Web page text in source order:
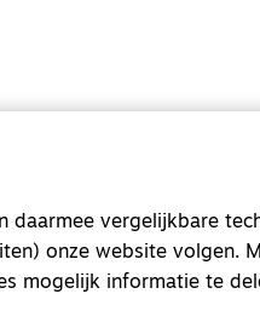
vergelijkbare
onze website volgen.
mogelijk informatie te